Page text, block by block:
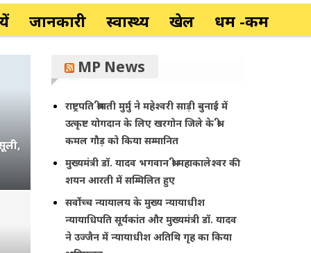
जानकारी स्वास्थ्य खेल धर्म -कर्म
MP News
राष्ट्रपति श्रीमती मुर्मु ने महेश्वरी साड़ी बुनाई में
उत्कृष्ट योगदान के लिए खरगोन जिले के श्री
कमल गौड़ को किया सम्मानित
मुख्यमंत्री डॉ. यादव भगवान श्री महाकालेश्‍वर की
शयन आरती में सम्मिलित हुए
सर्वोच्च न्यायालय के मुख्‍य न्‍यायाधीश
न्यायाधिपति सूर्यकांत और मुख्यमंत्री डॉ. यादव
ने उज्जैन में न्यायाधीश अतिथि गृह का किया